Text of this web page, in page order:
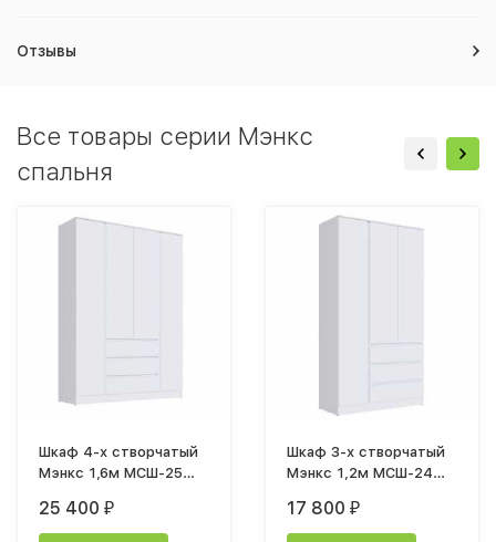
Отзывы
Все товары серии Мэнкс
спальня
Шкаф 4-х створчатый
Мэнкс 1,6м МСШ-25
25 400 ₽
Шкаф 3-х створчатый
Мэнкс 1,2м МСШ-24
17 800 ₽